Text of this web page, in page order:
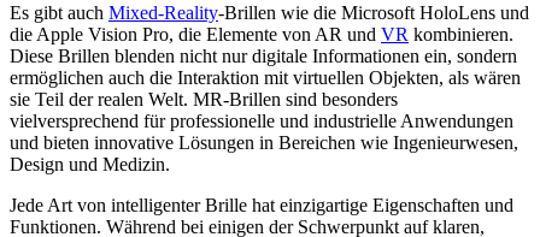
Es gibt auch Mixed-Reality-Brillen wie die Microsoft HoloLens und
die Apple Vision Pro, die Elemente von AR und VR kombinieren.
Diese Brillen blenden nicht nur digitale Informationen ein, sondern
ermöglichen auch die Interaktion mit virtuellen Objekten, als wären
sie Teil der realen Welt. MR-Brillen sind besonders
vielversprechend für professionelle und industrielle Anwendungen
und bieten innovative Lösungen in Bereichen wie Ingenieurwesen,
Design und Medizin.
Jede Art von intelligenter Brille hat einzigartige Eigenschaften und
Funktionen. Während bei einigen der Schwerpunkt auf klaren,